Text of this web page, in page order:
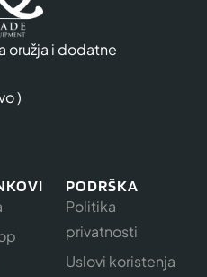
oružja i dodatne
)
PODRŠKA
Politika
privatnosti
Uslovi koristenja